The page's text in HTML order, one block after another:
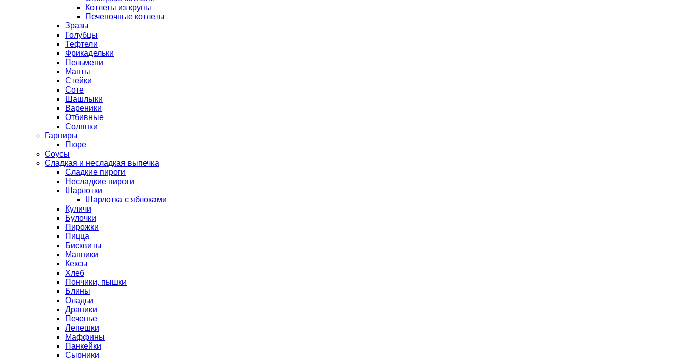
Котлеты из крупы
Печеночные котлеты
Зразы
Голубцы
Тефтели
Фрикадельки
Пельмени
Манты
Стейки
Соте
Шашлыки
Вареники
Отбивные
Солянки
Гарниры
Пюре
Соусы
Сладкая и несладкая выпечка
Сладкие пироги
Несладкие пироги
Шарлотки
Шарлотка с яблоками
Куличи
Булочки
Пирожки
Пицца
Бисквиты
Манники
Кексы
Хлеб
Пончики, пышки
Блины
Оладьи
Драники
Печенье
Лепешки
Маффины
Панкейки
Сырники